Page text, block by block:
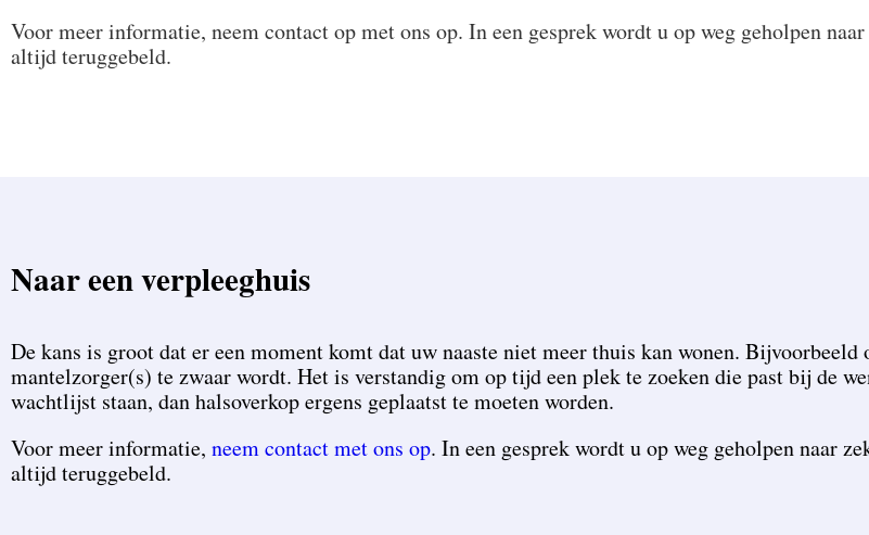
Voor meer informatie, neem contact op met ons op. In een gesprek wordt u op weg geholpen
altijd teruggebeld.
Naar een verpleeghuis
De kans is groot dat er een moment komt dat uw naaste niet meer thuis kan wonen.
mantelzorger(s) te zwaar wordt. Het is verstandig om op tijd een plek te zoeken die past bij de
wachtlijst staan, dan halsoverkop ergens geplaatst te moeten worden.
Voor meer informatie, neem contact met ons op. In een gesprek wordt u op weg geholpen naar
altijd teruggebeld.